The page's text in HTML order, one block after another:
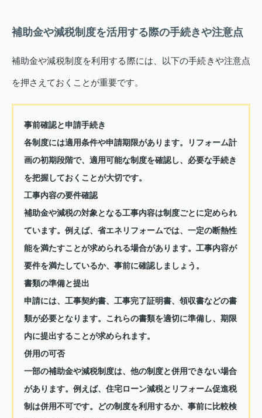
補助金や減税制度を活用する際の手続きや注意点
補助金や減税制度を利用する際には、以下の手続きや注意点
を押さえておくことが重要です。
事前確認と申請手続き
各制度には適用条件や申請期限があります。リフォーム計
画の初期段階で、適用可能な制度を確認し、必要な手続き
を把握しておくことが大切です。
工事内容の要件確認
補助金や減税の対象となる工事内容は制度ごとに定められ
ています。例えば、省エネリフォームでは、一定の断熱性
能を満たすことが求められる場合があります。工事内容が
要件を満たしているか、事前に確認しましょう。
書類の準備と提出
申請には、工事契約書、工事完了証明書、領収書などの書
類が必要となります。これらの書類を適切に準備し、期限
内に提出することが求められます。
併用の可否
一部の補助金や減税制度は、他の制度と併用できない場合
があります。例えば、住宅ローン減税とリフォーム促進税
制は併用不可です。どの制度を利用するか、事前に比較検